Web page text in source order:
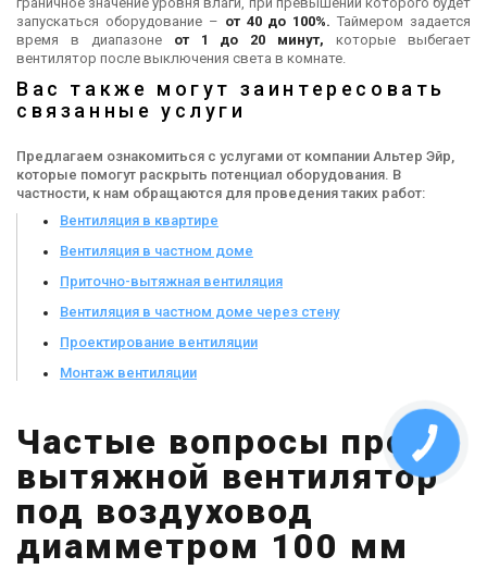
запускаться оборудование – от 40 до 100%. Таймером задается
время в диапазоне от 1 до 20 минут, которые выбегает
вентилятор после выключения света в комнате.
Вас также могут заинтересовать
связанные услуги
Предлагаем ознакомиться с услугами от компании Альтер Эйр,
которые помогут раскрыть потенциал оборудования. В
частности, к нам обращаются для проведения таких работ:
Вентиляция в квартире
Вентиляция в частном доме
Приточно-вытяжная вентиляция
Вентиляция в частном доме через стену
Проектирование вентиляции
Монтаж вентиляции
Частые вопросы про
вытяжной вентилятор
под воздуховод
диамметром 100 мм